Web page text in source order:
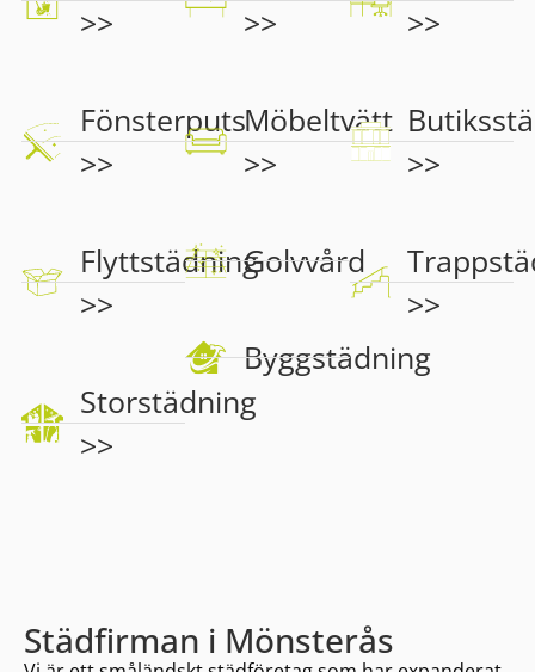
>>
Fönsterputs
>>
Flyttstädning
>>
Storstädning
>>
>>
Möbeltvätt
>>
Golvvård
Byggstädning
>>
>>
>>
Städfirman i Mönsterås